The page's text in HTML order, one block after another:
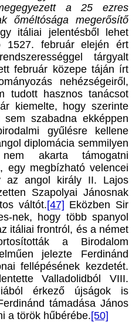
a 25 ezres
őméltósága megerősítő
itáliai jelentésből lehet
1527. február elején ért
tárgyalt
február közepe táján írt
nehézségeiről,
tudott hasznos tanácsot
kiemelte, hogy szerinte
sem szabadna ekképpen
gyűlésre kellene
diplomácia semmilyen
akarta támogatni
egy megbízható velencei
az angol király II. Lajos
Szapolyai Jánosnak
váltót.[47] Eközben Sir
nek, hogy több spanyol
itáliai frontról, és a német
a Birodalom
jelezte Ferdinánd
fellépésének kezdetét.
Valladolidból VIII.
érkező újságok is
támadása János
a török hűbérébe.[50]